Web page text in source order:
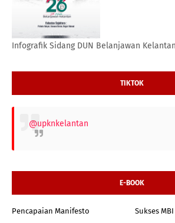
Infografik Sidang DUN Belanjawan
TIKTOK
@upknkelantan
E-BOOK
Pencapaian Manifesto Sukses MBI